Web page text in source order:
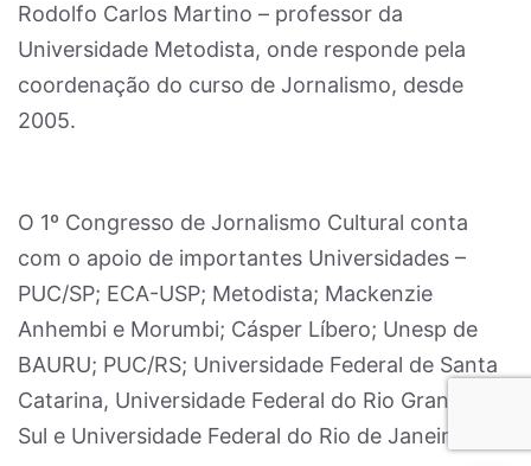
Rodolfo Carlos Martino – professor da
Universidade Metodista, onde responde pela
coordenação do curso de Jornalismo, desde
2005.
O 1º Congresso de Jornalismo Cultural conta
com o apoio de importantes Universidades –
PUC/SP; ECA-USP; Metodista; Mackenzie
Anhembi e Morumbi; Cásper Líbero; Unesp de
BAURU; PUC/RS; Universidade Federal de Santa
Catarina, Universidade Federal do Rio Grande do
Sul e Universidade Federal do Rio de Janeiro.